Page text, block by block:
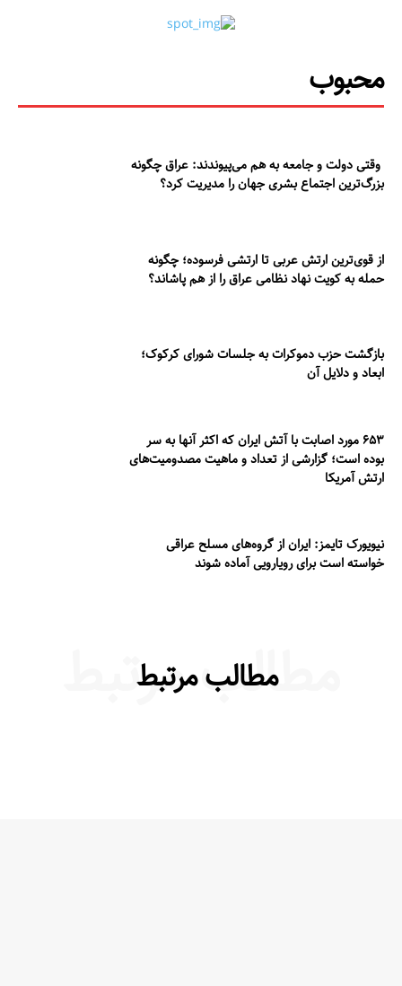
محبوب
وقتی دولت و جامعه به هم می‌پیوندند: عراق چگونه
بزرگ‌ترین اجتماع بشری جهان را مدیریت کرد؟
از قوی‌ترین ارتش عربی تا ارتشی فرسوده؛ چگونه
حمله به کویت نهاد نظامی عراق را از هم پاشاند؟
بازگشت حزب دموکرات به جلسات شورای کرکوک؛
ابعاد و دلایل آن
۶۵۳ مورد اصابت با آتش ایران که اکثر آنها به سر
بوده است؛ گزارشی از تعداد و ماهیت مصدومیت‌های
ارتش آمریکا
نیویورک تایمز: ایران از گروه‌های مسلح عراقی
خواسته است برای رویارویی آماده شوند
مطالب مرتبط
مطالب مرتبط